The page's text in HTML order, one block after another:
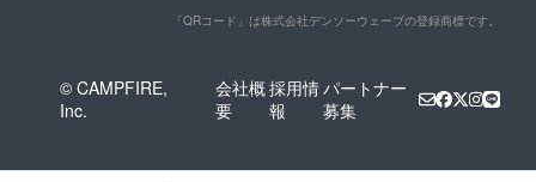
「QRコード」は株式会社デンソーウェーブの登録商標です。
© CAMPFIRE,
Inc.
会社概
要
採用情
報
パートナー
募集